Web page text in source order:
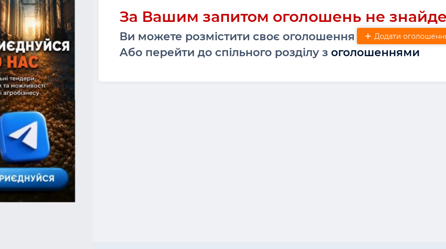
За Вашим запитом оголошень не
Ви можете розмістити своє оголошення Додати
Або перейти до спільного розділу з оголошеннями